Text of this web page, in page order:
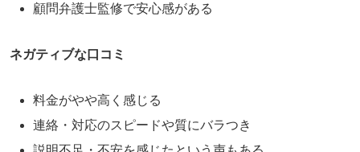
顧問弁護士監修で安心感がある
ネガティブな口コミ
料金がやや高く感じる
連絡・対応のスピードや質にバラつき